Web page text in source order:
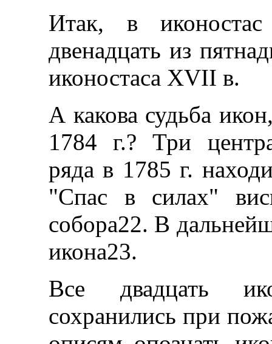
Итак, в
двенадцать из
иконостаса XVII в.
А какова судьба
1784 г.? Три
ряда в 1785 г.
"Спас в силах"
собора22. В
икона23.
Все двадцать
сохранились при